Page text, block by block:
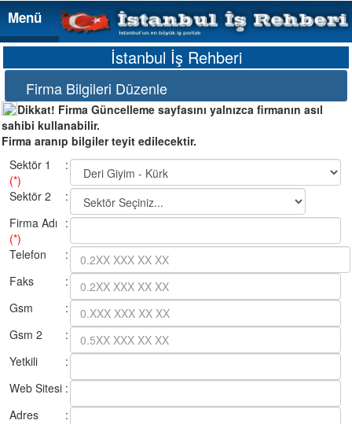
Menü
Menü
İstanbul İş Rehberi
Firma Bilgileri Düzenle
Dikkat! Firma Güncelleme sayfasını yalnızca firmanın asıl
sahibi kullanabilir.
Firma aranıp bilgiler teyit edilecektir.
Sektör 1
(*)
:
Sektör 2
:
Firma Adı
(*)
:
Telefon
:
Faks
:
Gsm
:
Gsm 2
:
Yetkili
:
Web Sitesi :
Adres
: